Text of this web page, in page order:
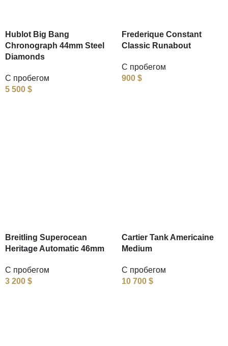
Hublot Big Bang
Chronograph 44mm Steel
Diamonds
С пробегом
5 500 $
Frederique Constant
Classic Runabout
С пробегом
900 $
Breitling Superocean
Heritage Automatic 46mm
С пробегом
3 200 $
Cartier Tank Americaine
Medium
С пробегом
10 700 $